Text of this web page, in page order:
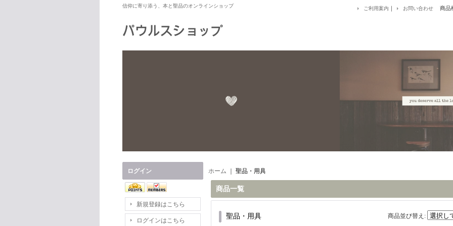
信仰に寄り添う、本と聖品のオンラインショップ ご利用案内 ｜ お問い合わせ 商品
ログイン
新規登録はこちら
ログインはこちら
ホーム 聖品・用具
商品一覧
聖品・用具 商品並び替え :